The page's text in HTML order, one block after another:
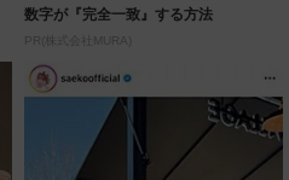
数字が『完全一致』する方法
PR(株式会社MURA)